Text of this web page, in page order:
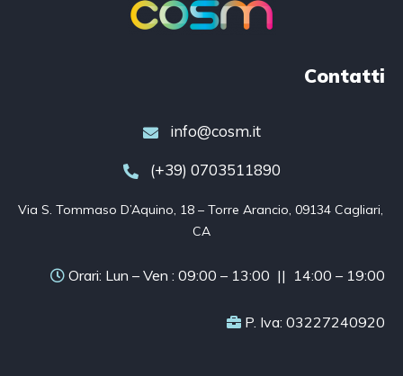
Contatti
info@cosm.it
(+39) 0703511890
Via S. Tommaso D’Aquino, 18 – Torre Arancio, 09134 Cagliari,
CA
Orari: Lun – Ven : 09:00 – 13:00 || 14:00 – 19:00
P. Iva: 03227240920